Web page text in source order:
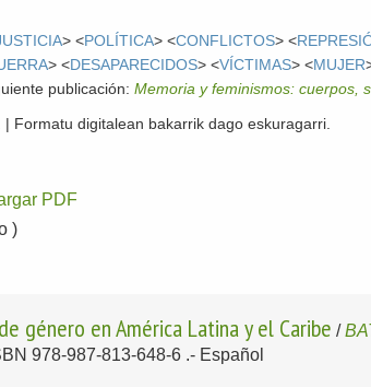
> <POLÍTICA> <CONFLICTOS> <
> <DESAPARECIDOS> <VÍCTIMAS> <MUJER
publicación:Memoria y feminismos: cuerpos,
Formatu digitalean bakarrik dago eskuragarri.
PDF
)
género en América Latina y el Caribe /
978-987-813-648-6 .- Español